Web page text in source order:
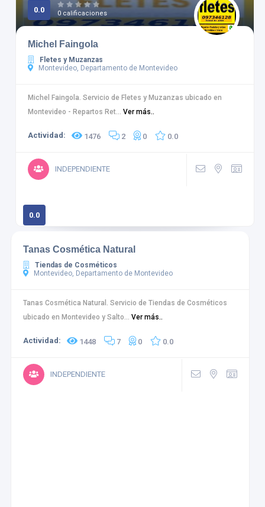
0.0 0 calificaciones
Michel Faingola
Fletes y Muzanzas
Montevideo, Departamento de Montevideo
Michel Faingola. Servicio de Fletes y Muzanzas ubicado en
Montevideo - Repartos Ret... Ver más..
Actividad: 1476 2 0 0.0
INDEPENDIENTE
0.0
Tanas Cosmética Natural
Tiendas de Cosméticos
Montevideo, Departamento de Montevideo
Tanas Cosmética Natural. Servicio de Tiendas de Cosméticos
ubicado en Montevideo y Salto... Ver más..
Actividad: 1448 7 0 0.0
INDEPENDIENTE